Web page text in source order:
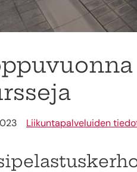
Liikuntapalveluiden